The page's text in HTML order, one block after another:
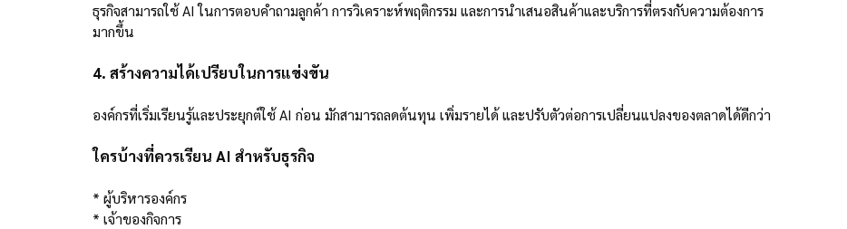
ธุรกิจสามารถใช้ AI ในการตอบคำถามลูกค้า การวิเคราะห์พฤติกรรม และการนำเสนอสินค้าและบริการที่ตรงกับความต้องการ
มากขึ้น
4. สร้างความได้เปรียบในการแข่งขัน
องค์กรที่เริ่มเรียนรู้และประยุกต์ใช้ AI ก่อน มักสามารถลดต้นทุน เพิ่มรายได้ และปรับตัวต่อการเปลี่ยนแปลงของตลาดได้ดีกว่า
ใครบ้างที่ควรเรียน AI สำหรับธุรกิจ
* ผู้บริหารองค์กร
* เจ้าของกิจการ